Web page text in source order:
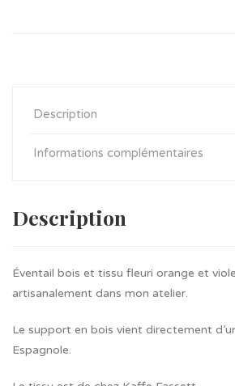
Description
Informations complémentaires
Description
Éventail bois et tissu fleuri orange et
artisanalement dans mon atelier.
Le support en bois vient directement
Espagnole.